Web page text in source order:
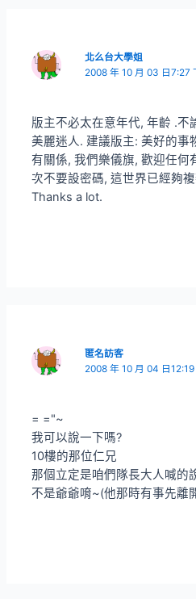
北么台大學姐
2008 年 10 月 03 日7:27
版主不必太在意年代, 年齡 .不
美麗迷人. 建議版主: 美好的事
有關係, 我們樂儀旗, 歡迎任何
次不要設密碼, 這世界已經夠
Thanks a lot.
匿名訪客
2008 年 10 月 04 日
= ="~
我可以說一下嗎?
10樓的那位仁兄
那個立定是咱們隊長大人喊的
不是爺爺唷~(他那時有事先離